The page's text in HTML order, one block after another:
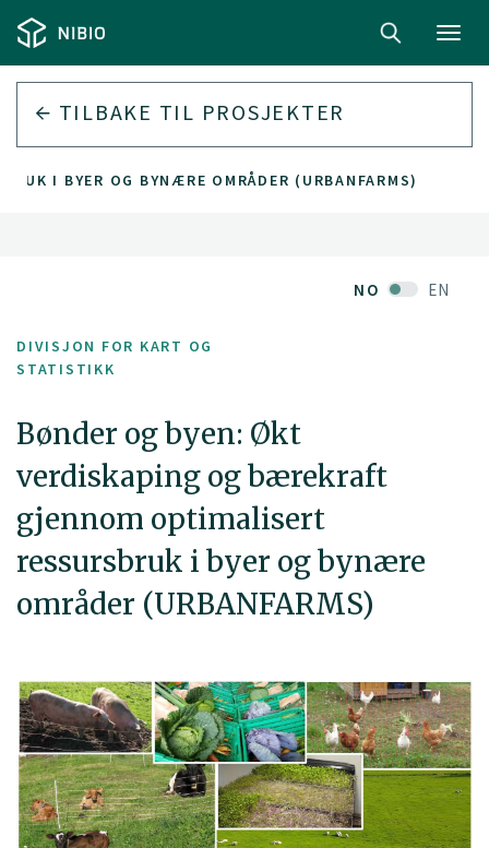
TILBAKE TIL PROSJEKTER
I BYER OG BYNÆRE OMRÅDER (URBANFARMS)
NO EN
DIVISJON FOR KART OG
STATISTIKK
Bønder og byen: Økt
verdiskaping og bærekraft
gjennom optimalisert
ressursbruk i byer og bynære
områder (URBANFARMS)